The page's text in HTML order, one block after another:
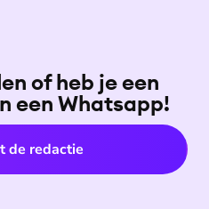
of heb je een
een Whatsapp!
de redactie